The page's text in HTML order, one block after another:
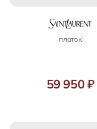
платок
59 950 ₽